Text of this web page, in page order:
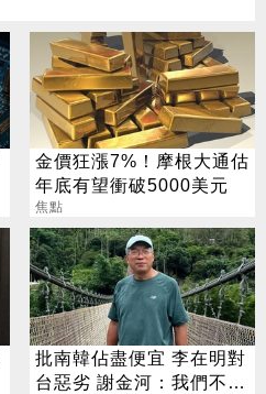
金價狂漲7%！摩根大通估
年底有望衝破5000美元
焦點
批南韓佔盡便宜 李在明對
台惡劣 謝金河：我們不能